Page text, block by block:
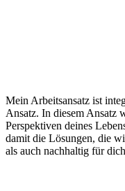
Mein Arbeitsansatz ist
Ansatz. In diesem Ansatz
Perspektiven deines
damit die Lösungen, die
als auch nachhaltig für